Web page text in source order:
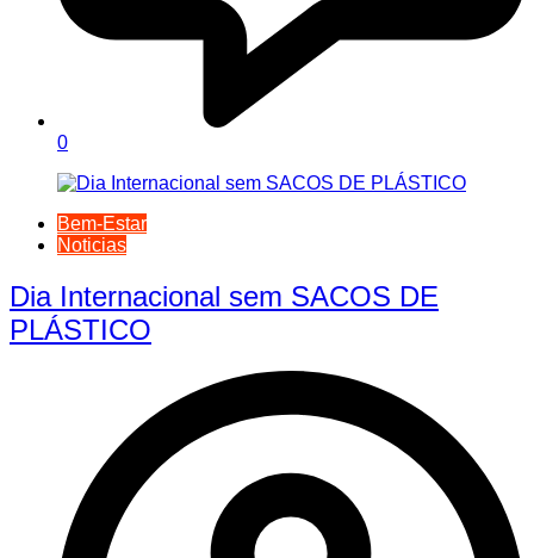
0
Bem-Estar
Noticias
Dia Internacional sem SACOS DE
PLÁSTICO